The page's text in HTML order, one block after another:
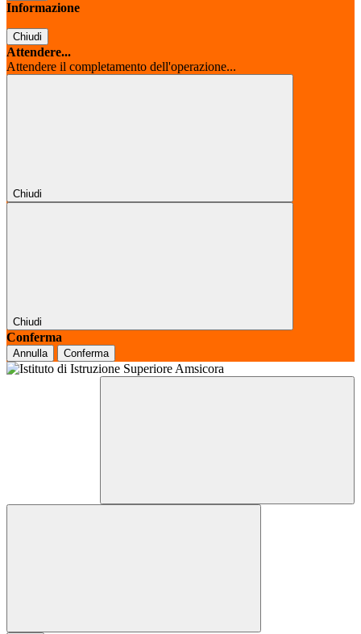
Informazione
Chiudi
Attendere...
Attendere il completamento dell'operazione...
Chiudi
Chiudi
Conferma
Annulla Conferma